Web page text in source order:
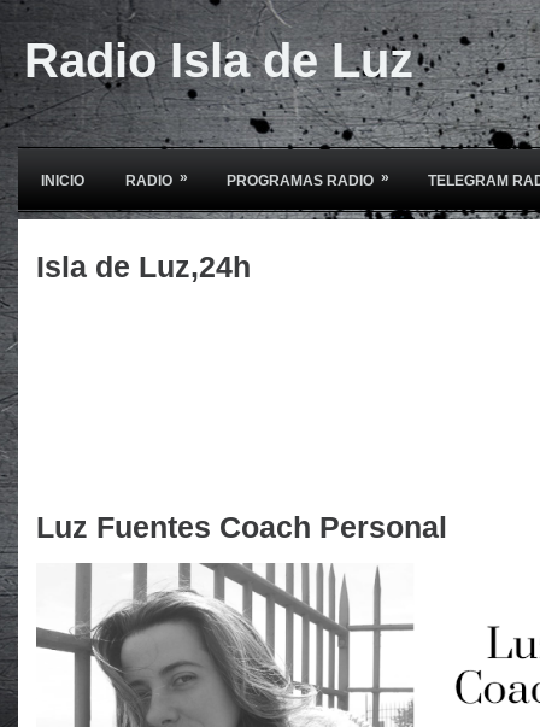
Radio Isla de Luz
INICIO RADIO » PROGRAMAS RADIO » TELEGRAM
Isla de Luz,24h
Luz Fuentes Coach Personal